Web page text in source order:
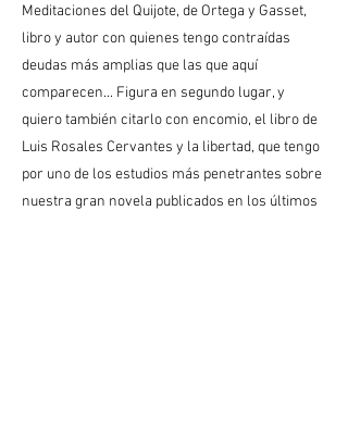
Meditaciones del Quijote, de Ortega y Gasset,
libro y autor con quienes tengo contraídas
deudas más amplias que las que aquí
comparecen... Figura en segundo lugar, y
quiero también citarlo con encomio, el libro de
Luis Rosales Cervantes y la libertad, que tengo
por uno de los estudios más penetrantes sobre
nuestra gran novela publicados en los últimos